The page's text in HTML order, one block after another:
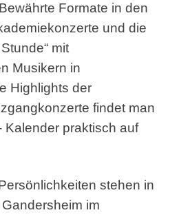
Formate in den
und die
mit
Musikern in
Highlights der
findet man
Kalender praktisch auf
stehen in
im